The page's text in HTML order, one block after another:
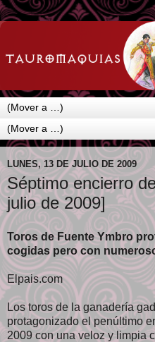
LUNES, 13 DE JULIO DE 2009
Séptimo encierro
julio de 2009]
Toros de Fuente Ymbro
cogidas pero con
Elpais.com
Los toros de la ganadería
protagonizado el penúltimo
2009 con una veloz y limpia